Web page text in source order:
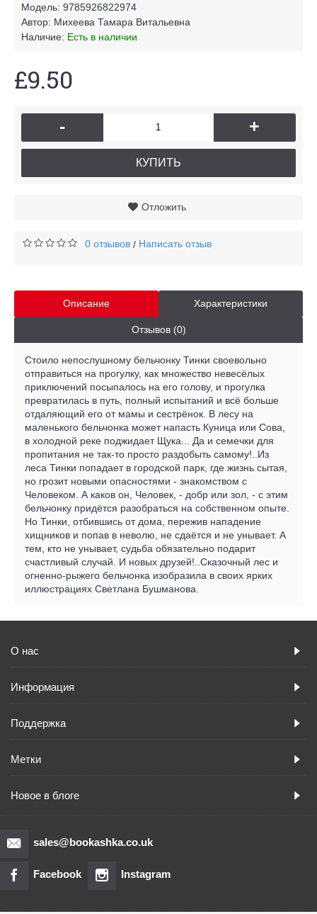
Модель: 9785926822974
Автор: Михеева Тамара Витальевна
Наличие: Есть в наличии
£9.50
- +
КУПИТЬ
Отложить
0 отзывов / Написать отзыв
Описание Характеристики
Отзывов (0)
Стоило непослушному бельчонку Тинки своевольно
отправиться на прогулку, как множество невесёлых
приключений посыпалось на его голову, и прогулка
превратилась в путь, полный испытаний и всё больше
отдаляющий его от мамы и сестрёнок. В лесу на
маленького бельчонка может напасть Куница или Сова,
в холодной реке поджидает Щука... Да и семечки для
пропитания не так-то просто раздобыть самому!..Из
леса Тинки попадает в городской парк, где жизнь сытая,
но грозит новыми опасностями - знакомством с
Человеком. А каков он, Человек, - добр или зол, - с этим
бельчонку придётся разобраться на собственном опыте.
Но Тинки, отбившись от дома, пережив нападение
хищников и попав в неволю, не сдаётся и не унывает. А
тем, кто не унывает, судьба обязательно подарит
счастливый случай. И новых друзей!..Сказочный лес и
огненно-рыжего бельчонка изобразила в своих ярких
иллюстрациях Светлана Бушманова.
О нас
Информация
Поддержка
Метки
Новое в блоге
sales@bookashka.co.uk
Facebook Instagram